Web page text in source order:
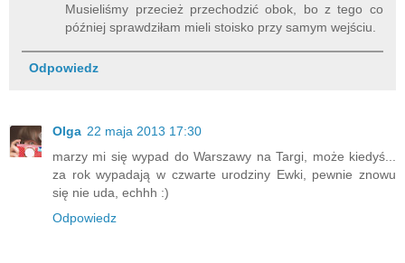
Musieliśmy przecież przechodzić obok, bo z tego co
później sprawdziłam mieli stoisko przy samym wejściu.
Odpowiedz
Olga 22 maja 2013 17:30
marzy mi się wypad do Warszawy na Targi, może kiedyś...
za rok wypadają w czwarte urodziny Ewki, pewnie znowu
się nie uda, echhh :)
Odpowiedz